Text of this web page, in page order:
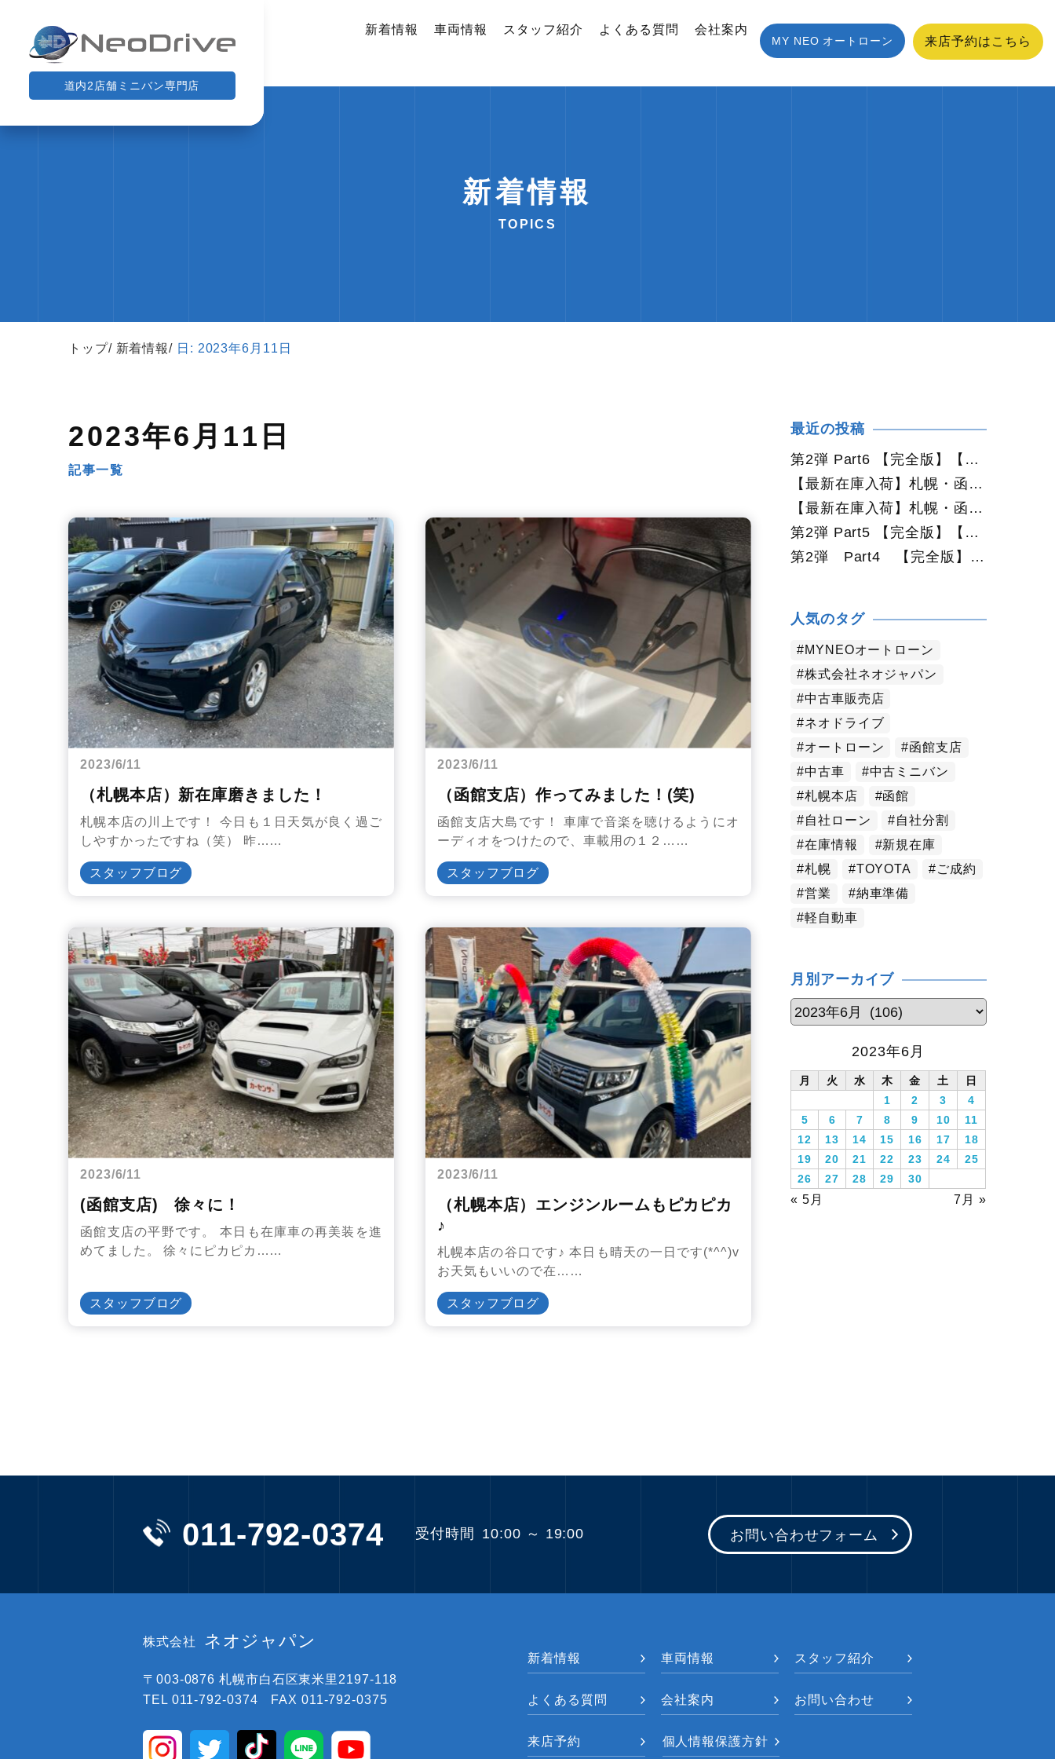
道内2店舗ミニバン専門店
新着情報 車両情報 スタッフ紹介 よくある質問 会社案内
MY NEO オートローン 来店予約はこちら
新着情報
TOPICS
トップ 新着情報 日: 2023年6月11日
2023年6月11日
記事一覧
2023/6/11
（札幌本店）新在庫磨きました！
札幌本店の川上です！ 今日も１日天気が良く過ご
しやすかったですね（笑） 昨……
スタッフブログ
2023/6/11
（函館支店）作ってみました！(笑)
函館支店大島です！ 車庫で音楽を聴けるようにオ
ーディオをつけたので、車載用の１２……
スタッフブログ
2023/6/11
(函館支店) 徐々に！
函館支店の平野です。 本日も在庫車の再美装を進
めてました。 徐々にピカピカ……
スタッフブログ
2023/6/11
（札幌本店）エンジンルームもピカピカ
♪
札幌本店の谷口です♪ 本日も晴天の一日です(*^^)v
お天気もいいので在……
スタッフブログ
最近の投稿
第2弾 Part6 【完全版】【2026年最新版】札幌で50万円・100万円・150万円ならどんな中古車が買える？予算別中古車選び完全ガイド
【最新在庫入荷】札幌・函館で人気の中古車が続々入庫中｜早い者勝ち！【トヨタ ヴォクシー2.0ZS煌Ⅱ 4WD】
【最新在庫入荷】札幌・函館で人気の中古車が続々入庫中｜早い者勝ち！【ダイハツ タント660カスタムX 4WD】
第2弾 Part5 【完全版】【2026年最新版】札幌で中古車を買うなら何月がおすすめ？狙い目の時期・冬前に買うメリットを徹底解説
第2弾 Part4 【完全版】 【2026年最新版】札幌で中古車を買うなら2WDと4WDどっち？北海道の雪道・燃費・価格・維持費を徹底比較
人気のタグ
MYNEOオートローン
株式会社ネオジャパン
中古車販売店
ネオドライブ
オートローン
函館支店
中古車
中古ミニバン
札幌本店
函館
自社ローン
自社分割
在庫情報
新規在庫
札幌
TOYOTA
ご成約
営業
納車準備
軽自動車
月別アーカイブ
2023年6月
月 火 水 木 金 土
日
1
2 3
4
5
6 7 8 9 10
11
12
13 14 15 16 17
18
19
20 21 22 23 24
25
26
27 28 29 30
« 5月 7月 »
011-792-0374 受付時間 10:00 ～ 19:00 お問い合わせフォーム
株式会社 ネオジャパン
〒003-0876札幌市白石区東米里2197-118
TEL 011-792-0374 FAX 011-792-0375
新着情報 車両情報 スタッフ紹介
よくある質問 会社案内 お問い合わせ
来店予約 個人情報保護方針